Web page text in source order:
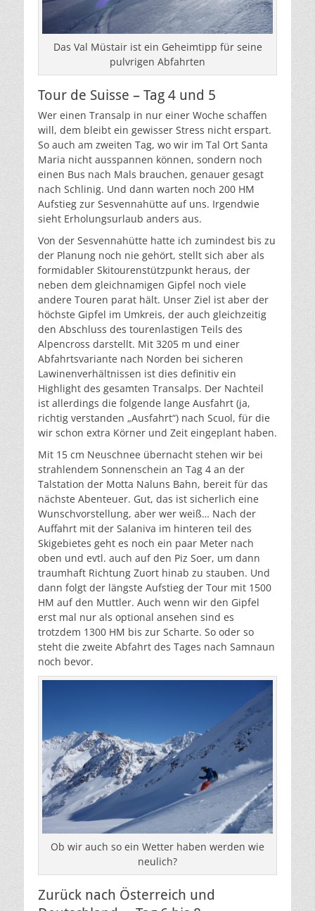
Das Val Müstair ist ein Geheimtipp für seine
pulvrigen Abfahrten
Tour de Suisse – Tag 4 und 5
Wer einen Transalp in nur einer Woche schaffen
will, dem bleibt ein gewisser Stress nicht erspart.
So auch am zweiten Tag, wo wir im Tal Ort Santa
Maria nicht ausspannen können, sondern noch
einen Bus nach Mals brauchen, genauer gesagt
nach Schlinig. Und dann warten noch 200 HM
Aufstieg zur Sesvennahütte auf uns. Irgendwie
sieht Erholungsurlaub anders aus.
Von der Sesvennahütte hatte ich zumindest bis zu
der Planung noch nie gehört, stellt sich aber als
formidabler Skitourenstützpunkt heraus, der
neben dem gleichnamigen Gipfel noch viele
andere Touren parat hält. Unser Ziel ist aber der
höchste Gipfel im Umkreis, der auch gleichzeitig
den Abschluss des tourenlastigen Teils des
Alpencross darstellt. Mit 3205 m und einer
Abfahrtsvariante nach Norden bei sicheren
Lawinenverhältnissen ist dies definitiv ein
Highlight des gesamten Transalps. Der Nachteil
ist allerdings die folgende lange Ausfahrt (ja,
richtig verstanden „Ausfahrt“) nach Scuol, für die
wir schon extra Körner und Zeit eingeplant haben.
Mit 15 cm Neuschnee übernacht stehen wir bei
strahlendem Sonnenschein an Tag 4 an der
Talstation der Motta Naluns Bahn, bereit für das
nächste Abenteuer. Gut, das ist sicherlich eine
Wunschvorstellung, aber wer weiß… Nach der
Auffahrt mit der Salaniva im hinteren teil des
Skigebietes geht es noch ein paar Meter nach
oben und evtl. auch auf den Piz Soer, um dann
traumhaft Richtung Zuort hinab zu stauben. Und
dann folgt der längste Aufstieg der Tour mit 1500
HM auf den Muttler. Auch wenn wir den Gipfel
erst mal nur als optional ansehen sind es
trotzdem 1300 HM bis zur Scharte. So oder so
steht die zweite Abfahrt des Tages nach Samnaun
noch bevor.
Ob wir auch so ein Wetter haben werden wie
neulich?
Zurück nach Österreich und